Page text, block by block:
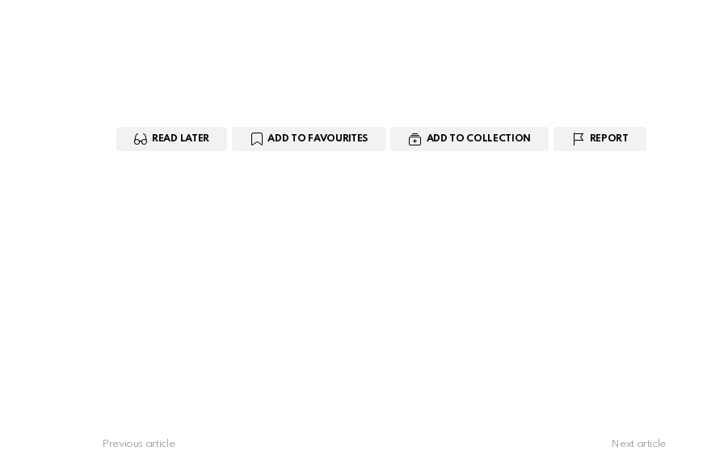
READ LATER ADD TO FAVOURITES ADD TO COLLECTION REPORT
Previous article Next article